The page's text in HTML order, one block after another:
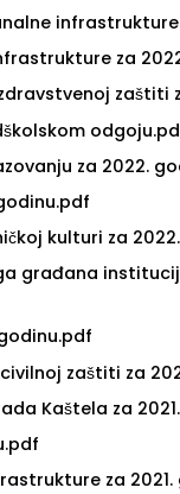
za
zaštiti
za 2022.
kulturi za
građana
zaštiti za
Kaštela za
za